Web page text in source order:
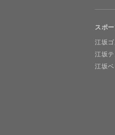
スポ
江坂
江坂
江坂